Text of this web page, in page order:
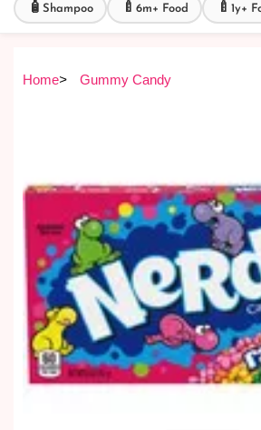
🧴 Shampoo 🍼 6m+ Food 🍼 1y+
Home> Gummy Candy